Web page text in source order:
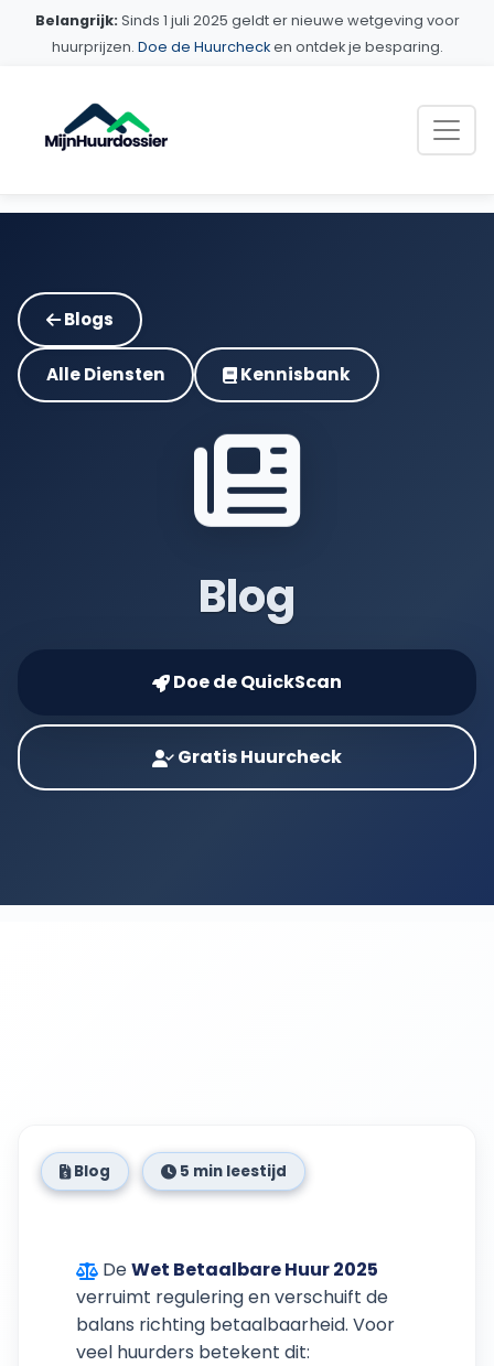
Belangrijk: Sinds 1 juli 2025 geldt er nieuwe wetgeving voor
huurprijzen. Doe de Huurchecken ontdek je besparing.
Blogs
Alle Diensten Kennisbank
Blog
Doe de QuickScan
Gratis Huurcheck
Blog 5 min leestijd
DeWet Betaalbare Huur 2025
verruimt regulering en verschuift de
balans richting betaalbaarheid. Voor
veel huurders betekent dit: